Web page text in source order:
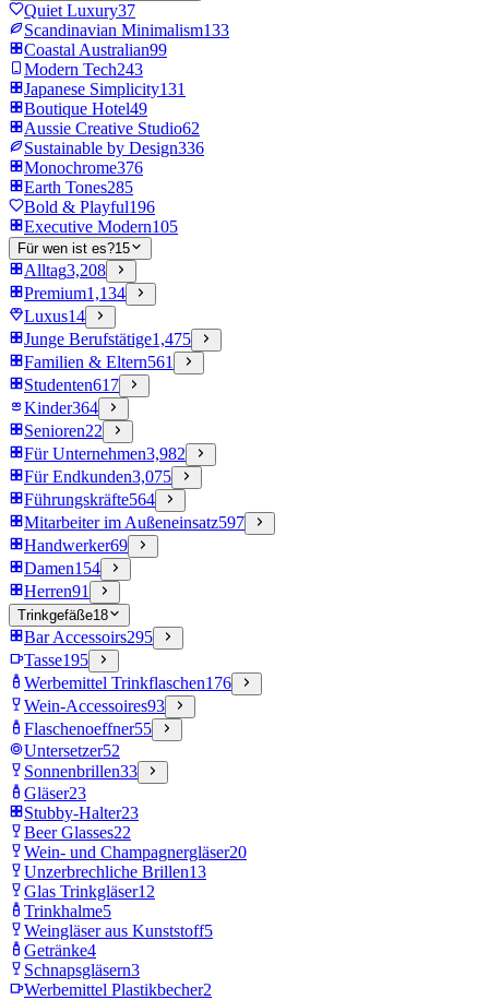
Quiet Luxury37
Scandinavian Minimalism133
Coastal Australian99
Modern Tech243
Japanese Simplicity131
Boutique Hotel49
Aussie Creative Studio62
Sustainable by Design336
Monochrome376
Earth Tones285
Bold & Playful196
Executive Modern105
Für wen ist es?15
Alltag3,208
Premium1,134
Luxus14
Junge Berufstätige1,475
Familien & Eltern561
Studenten617
Kinder364
Senioren22
Für Unternehmen3,982
Für Endkunden3,075
Führungskräfte564
Mitarbeiter im Außeneinsatz597
Handwerker69
Damen154
Herren91
Trinkgefäße18
Bar Accessoirs295
Tasse195
Werbemittel Trinkflaschen176
Wein-Accessoires93
Flaschenoeffner55
Untersetzer52
Sonnenbrillen33
Gläser23
Stubby-Halter23
Beer Glasses22
Wein- und Champagnergläser20
Unzerbrechliche Brillen13
Glas Trinkgläser12
Trinkhalme5
Weingläser aus Kunststoff5
Getränke4
Schnapsgläsern3
Werbemittel Plastikbecher2